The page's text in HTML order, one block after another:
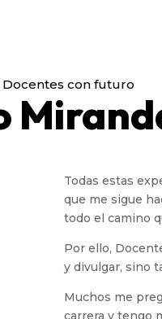
Docentes con futuro
Todas estas
que me sigue
todo el camino
Por ello,
y divulgar, sino
Muchos me
carrera y tengo